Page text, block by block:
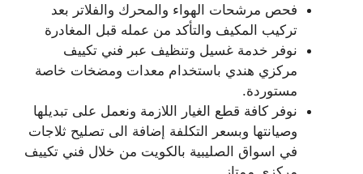
فحص مرشحات الهواء والمحرك والفلاتر بعد
تركيب المكيف والتأكد من عمله قبل المغادرة
نوفر خدمة غسيل وتنظيف عبر فني تكييف
مركزي هندي باستخدام معدات ومضخات خاصة
مستوردة.
نوفر كافة قطع الغيار اللازمة ونعمل على تبديلها
وصيانتها وبسعر التكلفة إضافة الى تصليح ثلاجات
في اسواق الصليبية بالكويت من خلال فني تكييف